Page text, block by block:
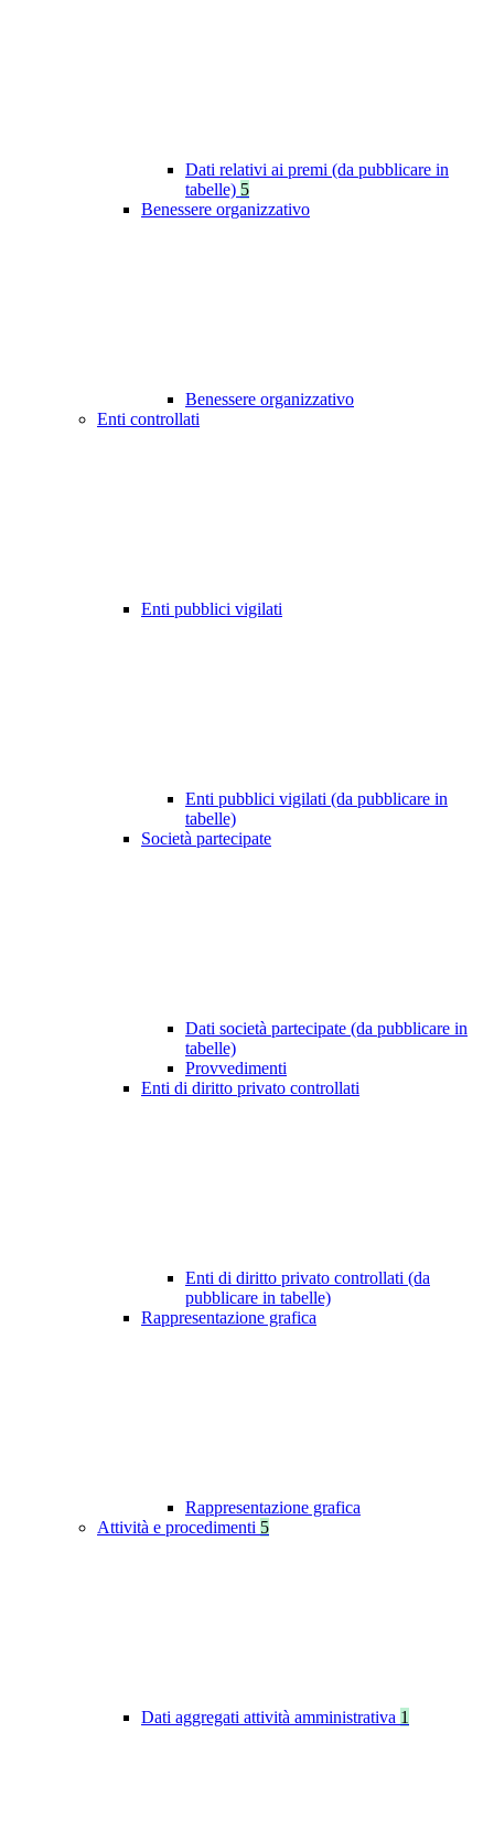
Dati relativi ai premi (da pubblicare in
tabelle) 5
Benessere organizzativo
Benessere organizzativo
Enti controllati
Enti pubblici vigilati
Enti pubblici vigilati (da pubblicare in
tabelle)
Società partecipate
Dati società partecipate (da pubblicare in
tabelle)
Provvedimenti
Enti di diritto privato controllati
Enti di diritto privato controllati (da
pubblicare in tabelle)
Rappresentazione grafica
Rappresentazione grafica
Attività e procedimenti 5
Dati aggregati attività amministrativa 1